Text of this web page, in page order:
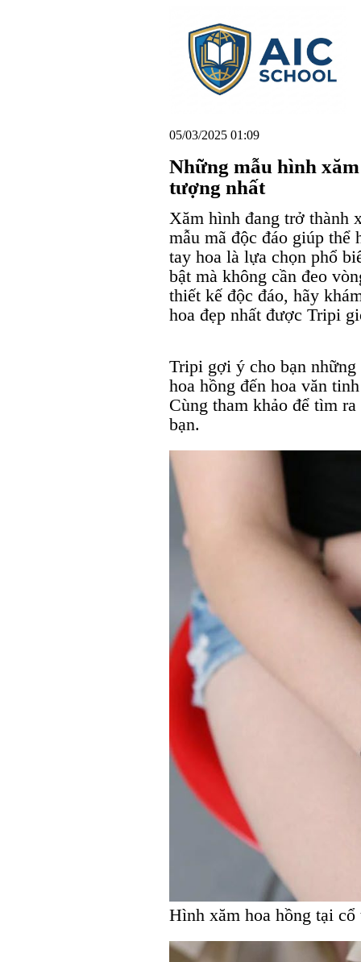
05/03/2025 01:09
Những mẫu hình
tượng nhất
Xăm hình đang trở thành
mẫu mã độc đáo giúp
tay hoa là lựa chọn phổ
bật mà không cần đeo
thiết kế độc đáo, hãy
hoa đẹp nhất được Tripi
Tripi gợi ý cho bạn
hoa hồng đến hoa văn
Cùng tham khảo để tìm
bạn.
Hình xăm hoa hồng tại cổ